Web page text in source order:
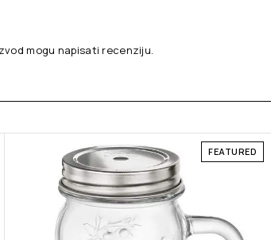
mogu napisati recenziju.
FEATURED